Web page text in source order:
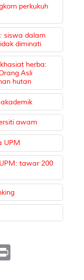
perkukuh
siswa dalam
diminati
herba:
Asli
hutan
awam
UPM
tawar 200